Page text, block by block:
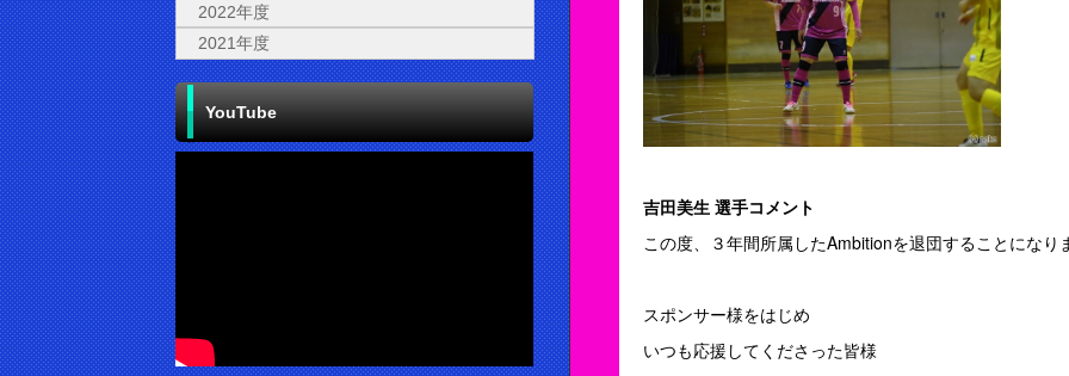
2022年度
2021年度
YouTube
吉田美生 選手コメント
この度、３年間所属したAmbitionを退団することになり
スポンサー様をはじめ
いつも応援してくださった皆様